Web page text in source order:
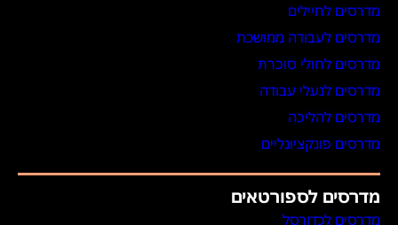
מדרסים לחיילים
מדרסים לעבודה ממושכת
מדרסים לחולי סוכרת
מדרסים לנעלי עבודה
מדרסים להליכה
מדרסים פונקציונליים
מדרסים לספורטאים
מדרסים לכדורסל